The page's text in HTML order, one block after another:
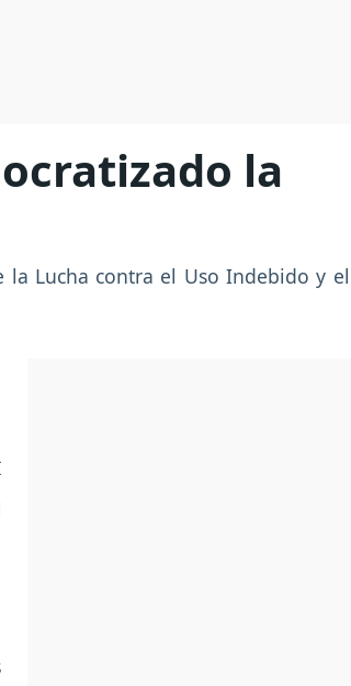
la
Lucha contra el Uso Indebido y